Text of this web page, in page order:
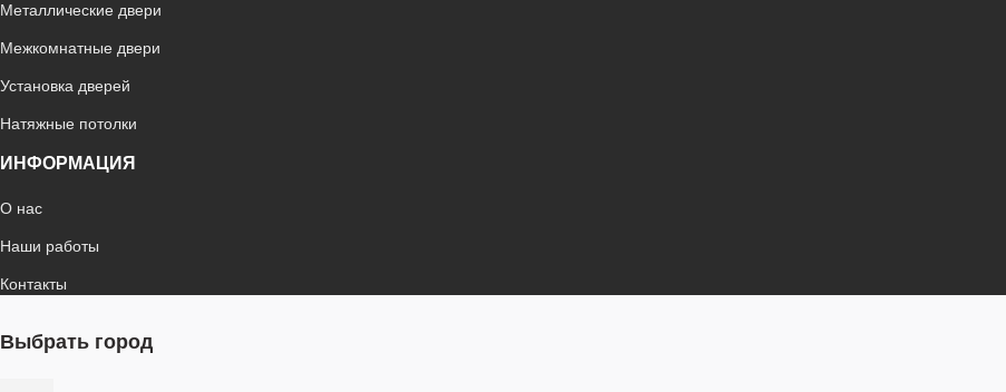
Металлические двери
Межкомнатные двери
Установка дверей
Натяжные потолки
ИНФОРМАЦИЯ
О нас
Наши работы
Контакты
Выбрать город